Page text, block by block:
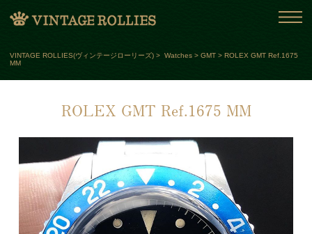
VINTAGE ROLLIES(ヴィンテージローリーズ) > Watches > GMT > ROLEX GMT Ref.1675
MM
ROLEX GMT Ref.1675 MM